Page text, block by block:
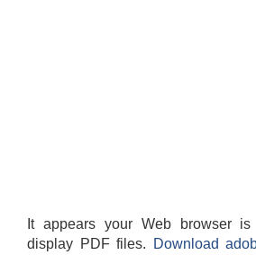
It appears your Web browser
display PDF files.
Download